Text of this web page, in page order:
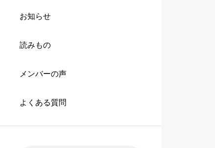
お知らせ
読みもの
メンバーの声
よくある質問